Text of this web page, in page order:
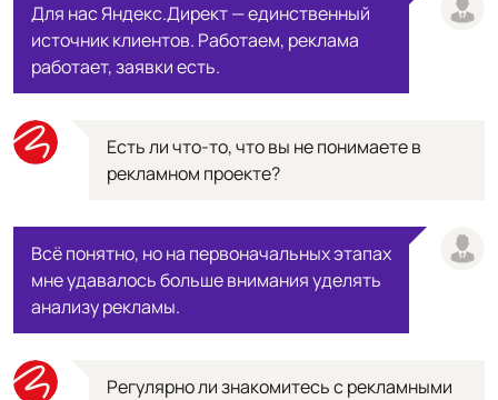
Для нас Яндекс.Директ — единственный
источник клиентов. Работаем, реклама
работает, заявки есть.
Есть ли что-то, что вы не понимаете в
рекламном проекте?
Всё понятно, но на первоначальных этапах
мне удавалось больше внимания уделять
анализу рекламы.
Регулярно ли знакомитесь с рекламными